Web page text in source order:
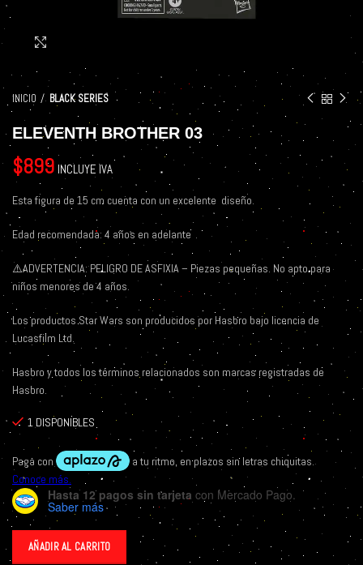
INICIO BLACK SERIES
ELEVENTH BROTHER 03
$899 INCLUYE IVA
Esta figura de 15 cm cuenta con un excelente diseño.
Edad recomendada: 4 años en adelante
⚠️ADVERTENCIA: PELIGRO DE ASFIXIA – Piezas pequeñas. No apto para
niños menores de 4 años.
Los productos Star Wars son producidos por Hasbro bajo licencia de
Lucasfilm Ltd.
Hasbro y todos los términos relacionados son marcas registradas de
Hasbro.
1 DISPONIBLES
Hasta 12 pagos sin tarjeta con Mercado Pago.
Saber más
AÑADIR AL CARRITO